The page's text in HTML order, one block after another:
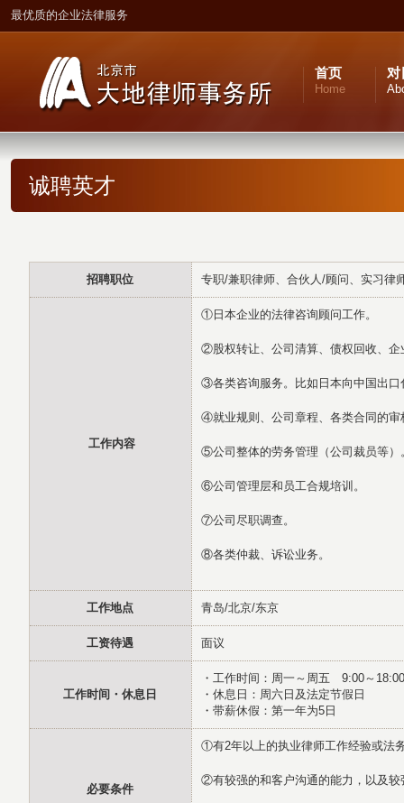
最优质的企业法律服务
首页
Home
诚聘英才
招聘职位 专职/兼职律师、合伙人/顾问、实习律
工作内容
①日本企业的法律咨询顾问工作。
②股权转让、公司清算、债权回收、企
③各类咨询服务。比如日本向中国出口
④就业规则、公司章程、各类合同的审
⑤公司整体的劳务管理（公司裁员等）
⑥公司管理层和员工合规培训。
⑦公司尽职调查。
⑧各类仲裁、诉讼业务。
工作地点 青岛/北京/东京
工资待遇 面议
工作时间・休息日
・工作时间：周一～周五 9:00～18:00
・休息日：周六日及法定节假日
・带薪休假：第一年为5日
必要条件
①有2年以上的执业律师工作经验或法
②有较强的和客户沟通的能力，以及较